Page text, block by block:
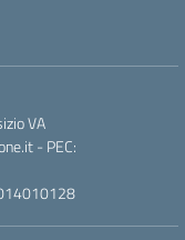
VA
- PEC: